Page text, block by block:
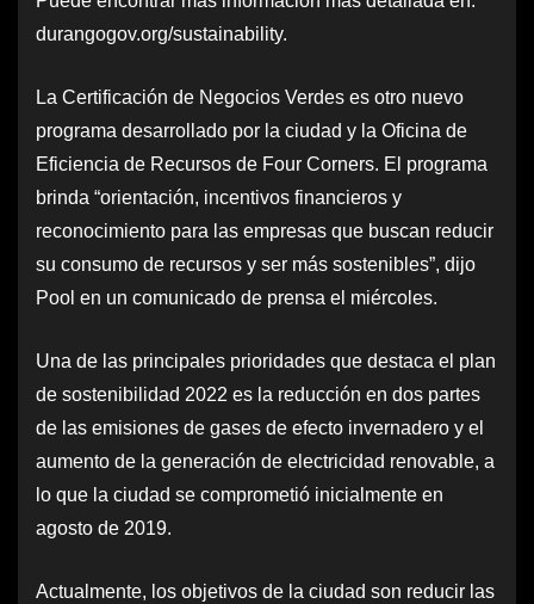
durangogov.org/sustainability.
La Certificación de Negocios Verdes es otro nuevo
programa desarrollado por la ciudad y la Oficina de
Eficiencia de Recursos de Four Corners. El programa
brinda “orientación, incentivos financieros y
reconocimiento para las empresas que buscan reducir
su consumo de recursos y ser más sostenibles”, dijo
Pool en un comunicado de prensa el miércoles.
Una de las principales prioridades que destaca el plan
de sostenibilidad 2022 es la reducción en dos partes
de las emisiones de gases de efecto invernadero y el
aumento de la generación de electricidad renovable, a
lo que la ciudad se comprometió inicialmente en
agosto de 2019.
Actualmente, los objetivos de la ciudad son reducir las